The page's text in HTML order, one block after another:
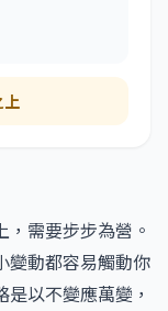
上
需要步步為營。
變動都容易觸動你
以不變應萬變，